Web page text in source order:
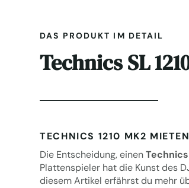
DAS PRODUKT IM DETAIL
Technics SL
TECHNICS 1210 MK2
Die Entscheidung, einenTechnics
Plattenspieler hat die Kunst des
diesem Artikel erfährst du mehr